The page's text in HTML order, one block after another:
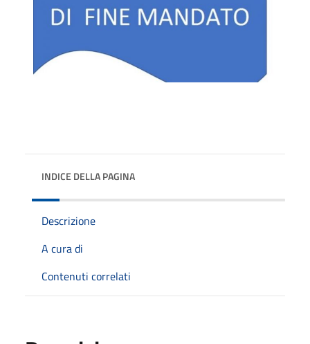
INDICE DELLA PAGINA
Descrizione
A cura di
Contenuti correlati